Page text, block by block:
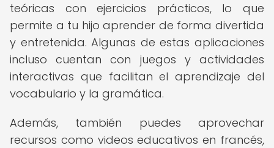
teóricas con ejercicios prácticos, lo que
permite a tu hijo aprender de forma divertida
y entretenida. Algunas de estas aplicaciones
incluso cuentan con juegos y actividades
interactivas que facilitan el aprendizaje del
vocabulario y la gramática.
Además, también puedes aprovechar
recursos como videos educativos en francés,